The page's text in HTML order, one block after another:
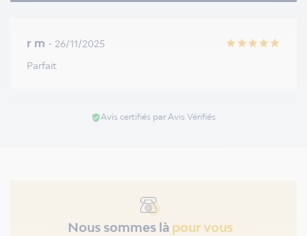
r m - 26/11/2025 star star star star star
Parfait
verified_userAvis certifiés par Avis Vérifiés
Nous sommes là pour vous